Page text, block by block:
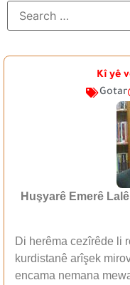
Kî yê
Gotar
Huşyarê Emerê Lalê
Di herêma cezîrêde li
kurdistanê arîşek
encama nemana